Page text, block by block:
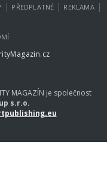
| PŘEDPLATNÉ | REKLAMA |
MAGAZÍN je společnost
s.r.o.